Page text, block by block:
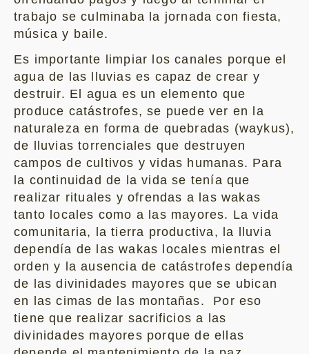
trabajo se culminaba la jornada con fiesta,
música y baile.
Es importante limpiar los canales porque el
agua de las lluvias es capaz de crear y
destruir. El agua es un elemento que
produce catástrofes, se puede ver en la
naturaleza en forma de quebradas (waykus),
de lluvias torrenciales que destruyen
campos de cultivos y vidas humanas. Para
la continuidad de la vida se tenía que
realizar rituales y ofrendas a las wakas
tanto locales como a las mayores. La vida
comunitaria, la tierra productiva, la lluvia
dependía de las wakas locales mientras el
orden y la ausencia de catástrofes dependía
de las divinidades mayores que se ubican
en las cimas de las montañas. Por eso
tiene que realizar sacrificios a las
divinidades mayores porque de ellas